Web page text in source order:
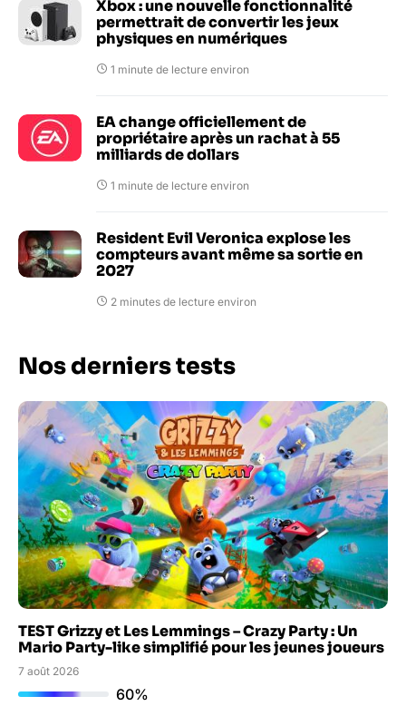
Xbox : une nouvelle fonctionnalité
permettrait de convertir les jeux
physiques en numériques
1 minute de lecture environ
EA change officiellement de
propriétaire après un rachat à 55
milliards de dollars
1 minute de lecture environ
Resident Evil Veronica explose les
compteurs avant même sa sortie en
2027
2 minutes de lecture environ
Nos derniers tests
TEST Grizzy et Les Lemmings – Crazy Party : Un
Mario Party-like simplifié pour les jeunes joueurs
7 août 2026
60%